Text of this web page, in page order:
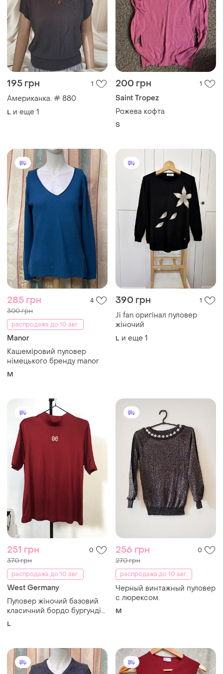
195 грн 1
Американка. # 880
L и еще 1
200 грн 1
Saint Tropez
Рожева кофта
S
285 грн 4
300 грн
распродажа до 10 авг.
Manor
Кашеміровий пуловер
німецького бренду manor
M
390 грн 1
Ji fan оригінал пуловер
жіночий
L и еще 1
251 грн 0
370 грн
распродажа до 10 авг.
West Germany
Пуловер жіночий базовий
класичний бордо бургунді
комір стійка
L
256 грн 0
270 грн
распродажа до 10 авг.
Черный винтажный пуловер
с люрексом.
M